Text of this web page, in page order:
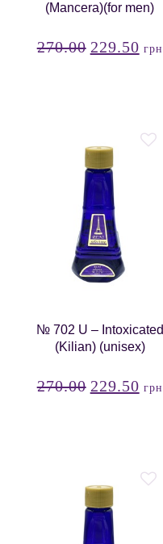
(Mancera)(for men)
270.00 229.50 грн
№ 702 U – Intoxicated
(Kilian) (unisex)
270.00 229.50 грн